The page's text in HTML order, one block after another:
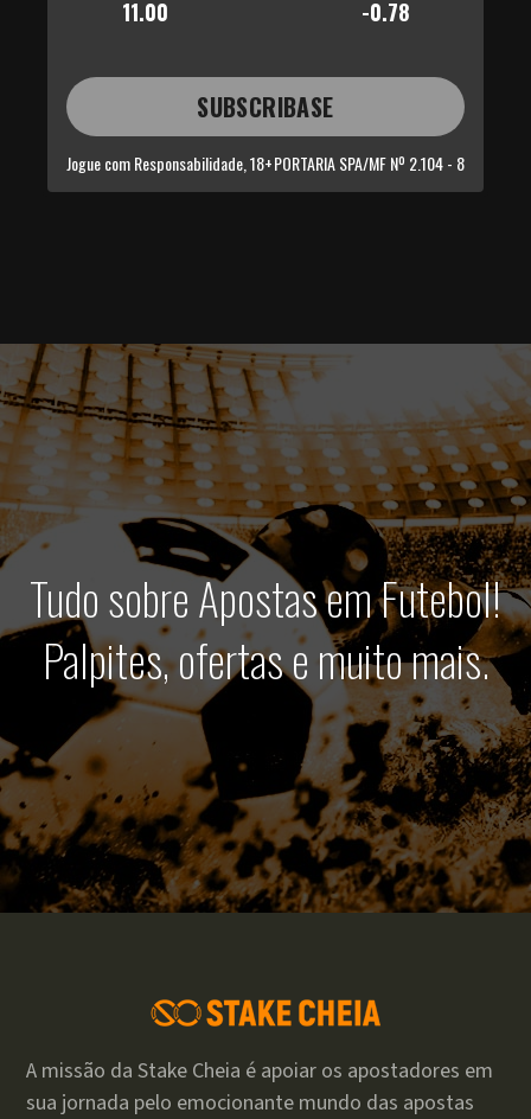
11.00 -0.78
SUBSCRIBASE
Jogue com Responsabilidade, 18+PORTARIA SPA/MF Nº 2.104 - 8
Tudo sobre Apostas em Futebol!
Palpites, ofertas e muito mais.
A missão da Stake Cheia é apoiar os apostadores em
sua jornada pelo emocionante mundo das apostas